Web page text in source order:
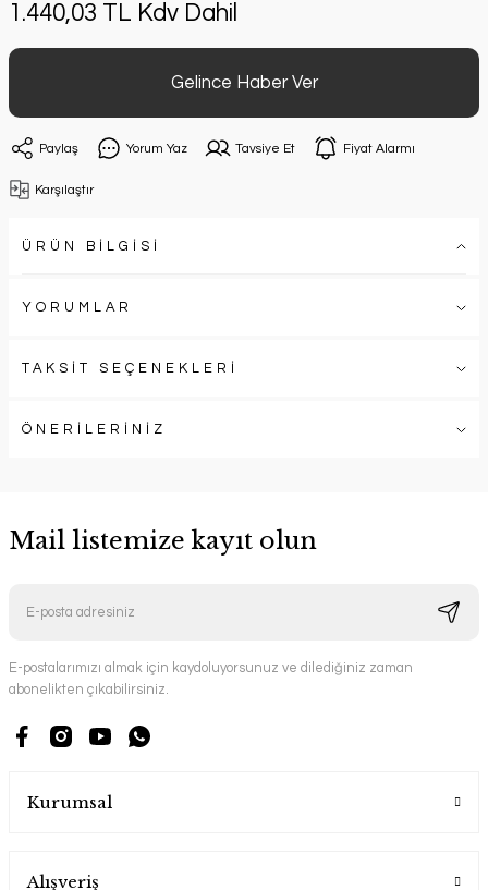
1.440,03 TL Kdv Dahil
Gelince Haber Ver
Paylaş Yorum Yaz Tavsiye Et Fiyat Alarmı
Karşılaştır
ÜRÜN BİLGİSİ
YORUMLAR
TAKSİT SEÇENEKLERİ
ÖNERİLERİNİZ
Mail listemize kayıt olun
E-postalarımızı almak için kaydoluyorsunuz ve dilediğiniz zaman
abonelikten çıkabilirsiniz.
Kurumsal
Alışveriş